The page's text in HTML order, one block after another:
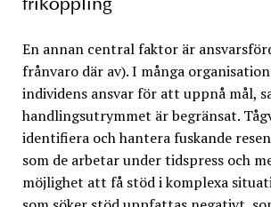
frikoppling
En annan central faktor är
frånvaro där av). I många
individens ansvar för att uppnå mål,
handlingsutrymmet är begränsat.
identifiera och hantera fuskande
som de arbetar under tidspress och
möjlighet att få stöd i komplexa